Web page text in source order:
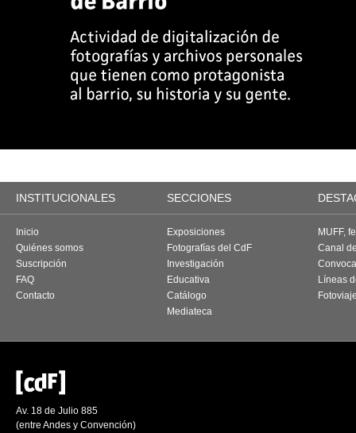
INSTITUCIONALES SECCIONES
Inicio
Quiénes somos
Suscripción
FAQ
Contacto
Exposiciones
Fotografías del CdF
Investigación
Educativa
Catálogo
Mediateca
MUFF,
Canal
Líneas
Av. 18 de Julio 885
(entre Andes y Convención)